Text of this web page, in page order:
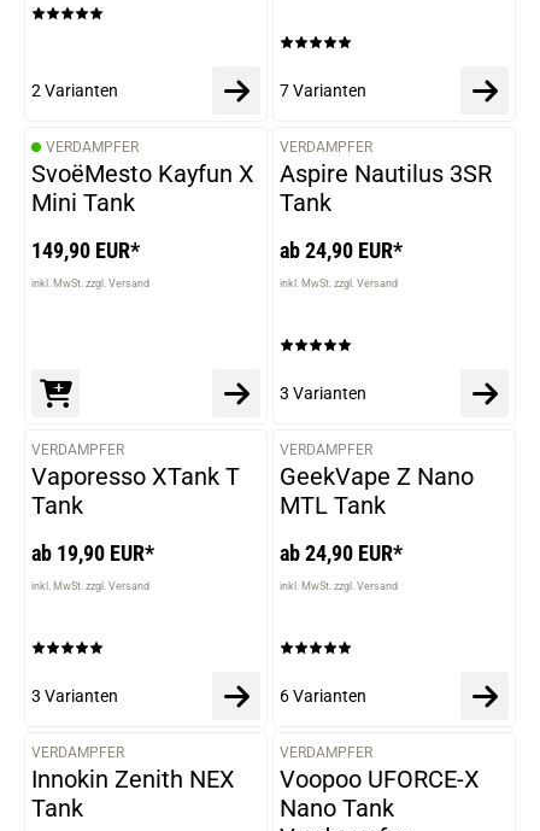
2 Varianten 7 Varianten
VERDAMPFER
SvoëMesto Kayfun X
Mini Tank
149,90 EUR*
inkl. MwSt. zzgl. Versand
VERDAMPFER
Aspire Nautilus 3SR
Tank
ab 24,90 EUR*
inkl. MwSt. zzgl. Versand
3 Varianten
VARIANTEN
VERDAMPFER
Vaporesso XTank T
Tank
ab 19,90 EUR*
inkl. MwSt. zzgl. Versand
3 Varianten
VERDAMPFER
GeekVape Z Nano
MTL Tank
ab 24,90 EUR*
inkl. MwSt. zzgl. Versand
6 Varianten
VERDAMPFER
Innokin Zenith NEX
Tank
VERDAMPFER
Voopoo UFORCE-X
Nano Tank